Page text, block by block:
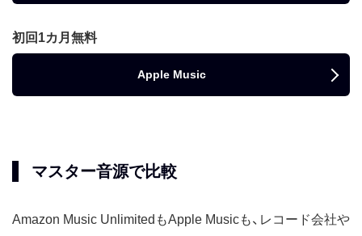
初回1カ月無料
Apple Music
マスター音源で比較
Amazon Music UnlimitedもApple Musicも、レコード会社や